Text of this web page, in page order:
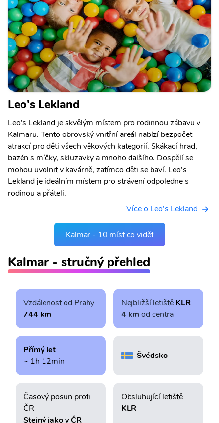
Leo's Lekland
Leo's Lekland je skvělým místem pro rodinnou zábavu v
Kalmaru. Tento obrovský vnitřní areál nabízí bezpočet
atrakcí pro děti všech věkových kategorií. Skákací hrad,
bazén s míčky, skluzavky a mnoho dalšího. Dospělí se
mohou uvolnit v kavárně, zatímco děti se baví. Leo's
Lekland je ideálním místem pro strávení odpoledne s
rodinou a přáteli.
Více o Leo's Lekland
Kalmar - 10 míst co vidět
Kalmar - stručný přehled
Vzdálenost od Prahy
744 km
Nejbližší letiště KLR
4 km od centra
Přímý let
~ 1h 12min
Švédsko
Časový posun proti
ČR
Stejný jako v ČR
Obsluhující letiště
KLR